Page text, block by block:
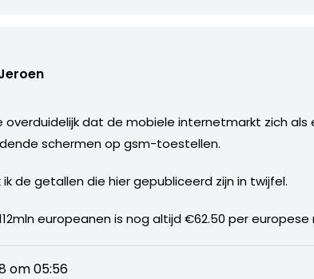
overduidelijk dat de mobiele internetmarkt zich
schermen op gsm-toestellen.
ik de getallen die hier gepubliceerd zijn in twijfel.
europeanen is nog altijd €62.50 per
om 05:56